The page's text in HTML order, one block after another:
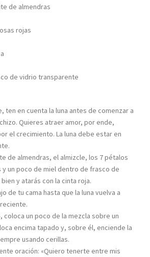
de almendras
rojas
de vidrio transparente
ten en cuenta la luna antes de comenzar a
Quieres atraer amor, por ende,
el crecimiento. La luna debe estar en
de almendras, el almizcle, los 7 pétalos
y un poco de miel dentro de frasco de
y atarás con la cinta roja.
de tu cama hasta que la luna vuelva a
coloca un poco de la mezcla sobre un
encima tapado y, sobre él, enciende la
usando cerillas.
oración: «Quiero tenerte entre mis